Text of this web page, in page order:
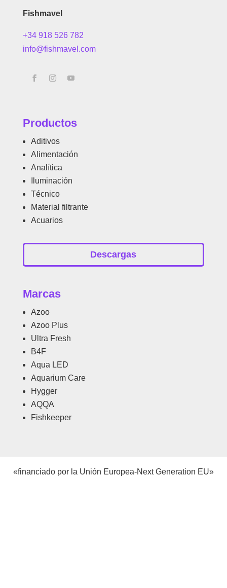
Fishmavel
+34 918 526 782
info@fishmavel.com
Productos
Aditivos
Alimentación
Analítica
Iluminación
Técnico
Material filtrante
Acuarios
Descargas
Marcas
Azoo
Azoo Plus
Ultra Fresh
B4F
Aqua LED
Aquarium Care
Hygger
AQQA
Fishkeeper
«financiado por la Unión Europea-Next Generation EU»